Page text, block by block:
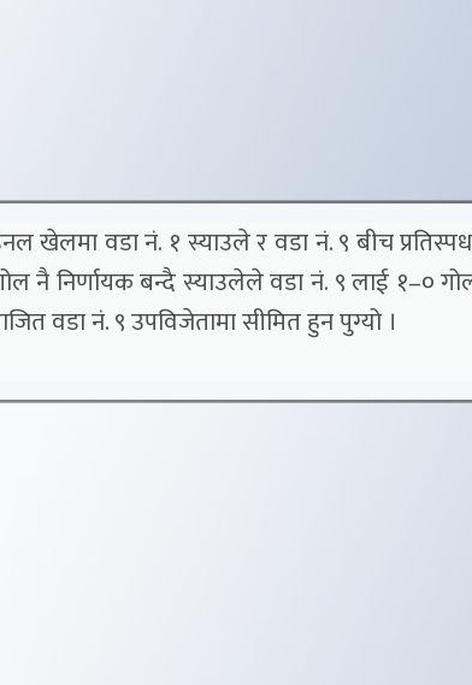
खेलमा वडा नं. १ स्याउले र वडा नं. ९ बीच
नै निर्णायक बन्दै स्याउलेले वडा नं. ९ लाई १–०
वडा नं. ९ उपविजेतामा सीमित हुन पुग्यो ।